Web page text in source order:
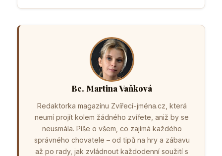
Bc. Martina Vaňková
Redaktorka magazínu Zvířecí-jména.cz, která
neumí projít kolem žádného zvířete, aniž by se
neusmála. Píše o všem, co zajímá každého
správného chovatele – od tipů na hry a zábavu
až po rady, jak zvládnout každodenní soužití s